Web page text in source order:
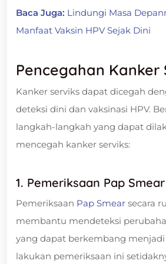
Baca Juga: Lindungi Masa
Manfaat Vaksin HPV Sejak Dini
Pencegahan Kanker
Kanker serviks dapat dicegah
deteksi dini dan vaksinasi HPV.
langkah-langkah yang dapat
mencegah kanker serviks:
1. Pemeriksaan Pap Smear
Pemeriksaan Pap Smear secara
membantu mendeteksi
yang dapat berkembang menjadi
lakukan pemeriksaan ini